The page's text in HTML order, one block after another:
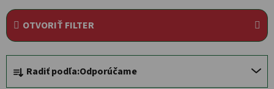
OTVORIŤ FILTER
Radenie produktov
Radiť podľa:Odporúčame